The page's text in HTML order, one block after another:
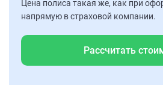
Цена полиса такая же, как при
напрямую в страховой компании.
Рассчитать